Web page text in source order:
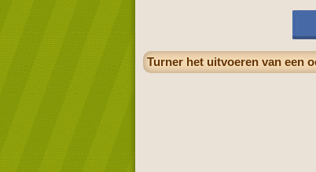
Turner het uitvoeren van een